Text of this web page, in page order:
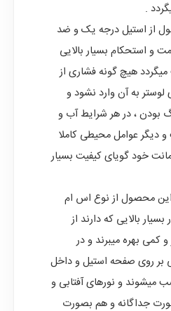
.
از استیل درجه یک و ضد
و استحکام بسیار بالایی
هیچ گونه فشاری از
به آن وارد نشود و
بودن ، در هر شرایط آب و
دیگر عوامل محیطی کاملا
5 سال ضمانت خود گویای کیفیت بسیار
این محصول از نوع اس ام
بالایی که دارند از
کمی بهره میبرند و در
روی صفحه استیل و داخل
میشوند و نورهای آفتابی و
جداگانه و هم بصورت